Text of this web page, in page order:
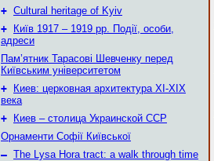
+ Cultural heritage of Kyiv
+
Київ 1917 – 1919 рр. Події, особи,
адреси
Пам’ятник Тарасові Шевченку перед
Київським університетом
+
Киев: церковная архитектура XI-XIX
века
+
Киев – столица Украинской ССР
Орнаменти Софії Київської
– The Lysa Hora tract: a walk through time